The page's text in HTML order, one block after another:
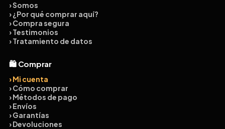
› Somos
› ¿Por qué comprar aquí?
› Compra segura
› Testimonios
› Tratamiento de datos
🛍️ Comprar
› Mi cuenta
› Cómo comprar
› Métodos de pago
› Envíos
› Garantías
› Devoluciones